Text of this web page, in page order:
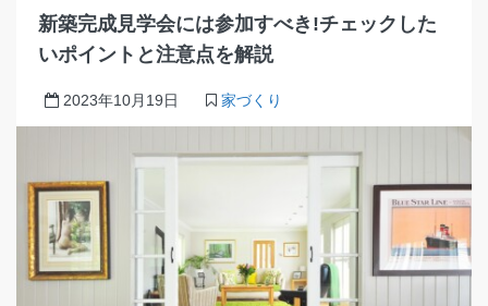
新築完成見学会には参加すべき!チェックした
いポイントと注意点を解説
2023年10月19日 家づくり